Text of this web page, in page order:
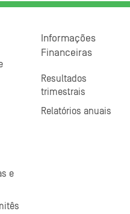
e
Informações
Financeiras
Resultados
trimestrais
Relatórios anuais